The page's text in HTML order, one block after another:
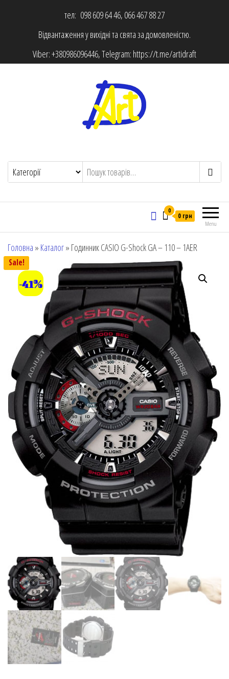
тел: 098 609 64 46, 066 467 88 27
Відвантаження у вихідні та свята за домовленістю.
Viber:+380986096446, Telegram: https://t.me/artidraft
Menu
0
0 грн
Головна » Каталог» Годинник CASIO G-Shock GA – 110 – 1AER
Sale!
-41%